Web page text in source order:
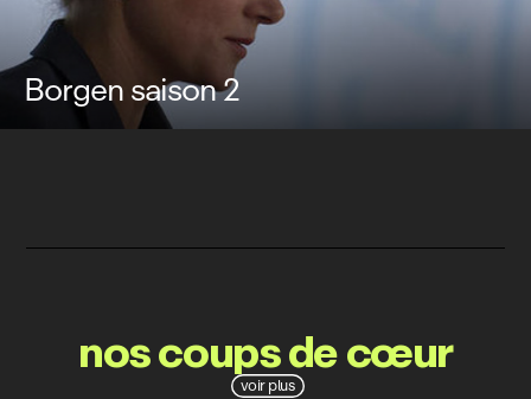
Borgen saison 2
voir plus
nos coups de cœur